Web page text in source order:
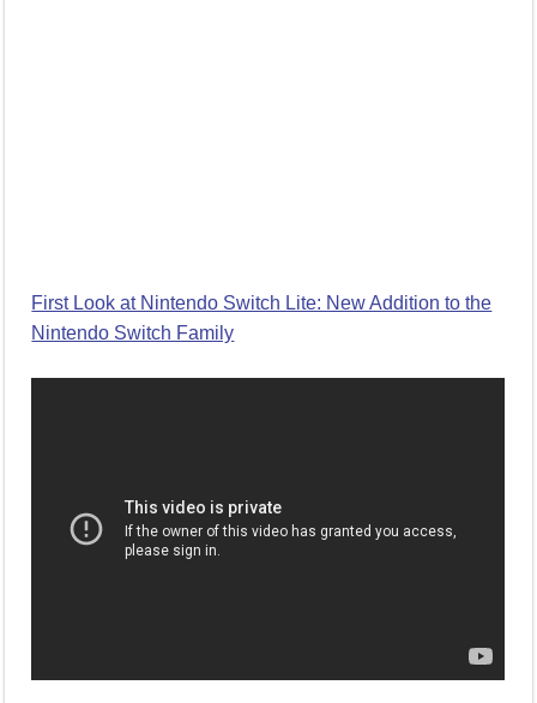
First Look at Nintendo Switch Lite: New Addition to the
Nintendo Switch Family